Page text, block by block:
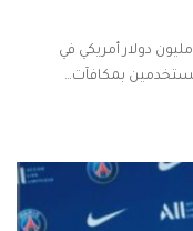
من خلال استثمار Bitget مع ميسي، والبالغ 20 مليون دولار أمريكي في